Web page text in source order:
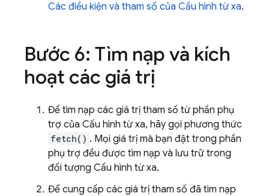
Các điều kiện và tham số của Cấu hình từ xa.
Bước 6: Tìm nạp và kích
hoạt các giá trị
Để tìm nạp các giá trị tham số từ phần phụ
trợ của Cấu hình từ xa, hãy gọi phương thức
fetch() . Mọi giá trị mà bạn đặt trong phần
phụ trợ đều được tìm nạp và lưu trữ trong
đối tượng Cấu hình từ xa.
Để cung cấp các giá trị tham số đã tìm nạp